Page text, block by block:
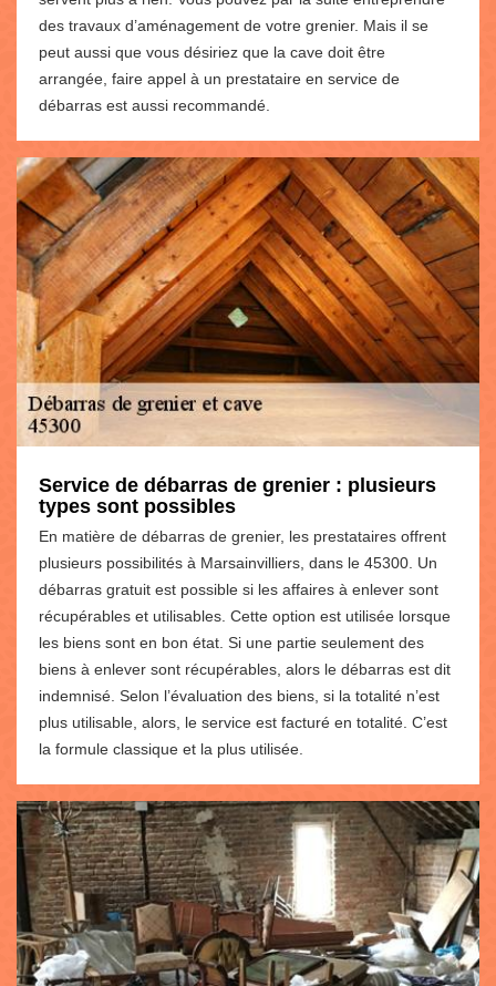
des travaux d’aménagement de votre grenier. Mais il se
peut aussi que vous désiriez que la cave doit être
arrangée, faire appel à un prestataire en service de
débarras est aussi recommandé.
Service de débarras de grenier : plusieurs
types sont possibles
En matière de débarras de grenier, les prestataires offrent
plusieurs possibilités à Marsainvilliers, dans le 45300. Un
débarras gratuit est possible si les affaires à enlever sont
récupérables et utilisables. Cette option est utilisée lorsque
les biens sont en bon état. Si une partie seulement des
biens à enlever sont récupérables, alors le débarras est dit
indemnisé. Selon l’évaluation des biens, si la totalité n’est
plus utilisable, alors, le service est facturé en totalité. C’est
la formule classique et la plus utilisée.